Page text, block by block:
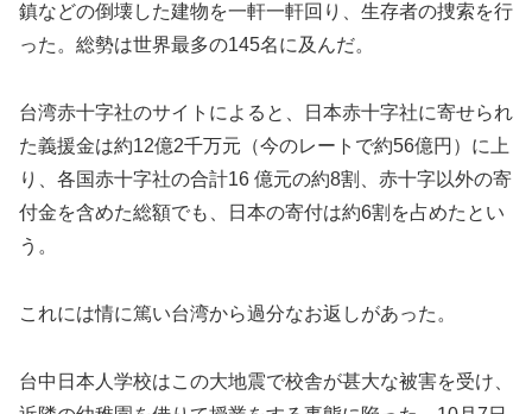
鎮などの倒壊した建物を一軒一軒回り、生存者の捜索を行
った。総勢は世界最多の145名に及んだ。
台湾赤十字社のサイトによると、日本赤十字社に寄せられ
た義援金は約12億2千万元（今のレートで約56億円）に上
り、各国赤十字社の合計16 億元の約8割、赤十字以外の寄
付金を含めた総額でも、日本の寄付は約6割を占めたとい
う。
これには情に篤い台湾から過分なお返しがあった。
台中日本人学校はこの大地震で校舎が甚大な被害を受け、